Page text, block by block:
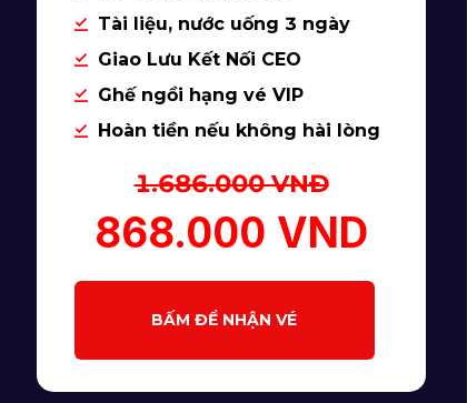
Tài liệu, nước uống 3 ngày
Giao Lưu Kết Nối CEO
Ghế ngồi hạng vé VIP
Hoàn tiền nếu không hài lòng
BẤM ĐỂ NHẬN VÉ
868.000 VND
1.686.000 VNĐ